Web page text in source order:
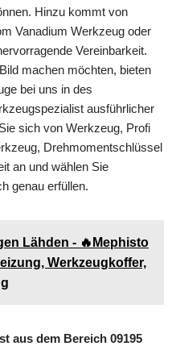
Hinzu kommt von
Vanadium Werkzeug oder
Vereinbarkeit.
machen möchten, bieten
bei uns in des
ausführlicher
sich von Werkzeug, Profi
Drehmomentschlüssel
an und wählen Sie
genau erfüllen.
Lähden - 🔥Mephisto
Werkzeugkoffer,
aus dem Bereich 09195